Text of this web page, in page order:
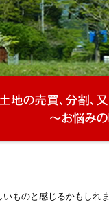
いものと感じるかもしれ